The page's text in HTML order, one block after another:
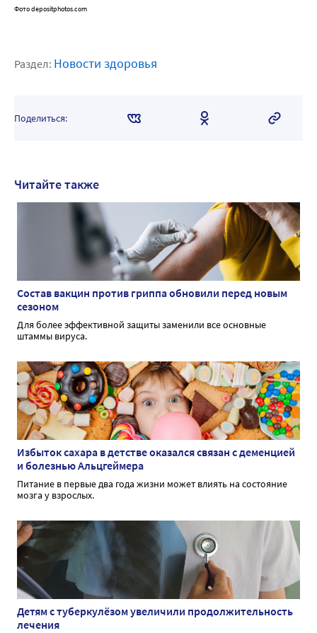
Фото depositphotos.com
Раздел: Новости здоровья
Поделиться:
Читайте также
Состав вакцин против гриппа обновили перед новым
сезоном
Для более эффективной защиты заменили все основные
штаммы вируса.
Избыток сахара в детстве оказался связан с деменцией
и болезнью Альцгеймера
Питание в первые два года жизни может влиять на состояние
мозга у взрослых.
Детям с туберкулёзом увеличили продолжительность
лечения